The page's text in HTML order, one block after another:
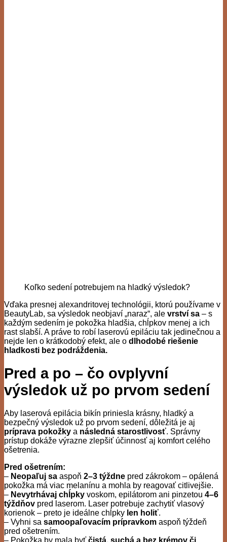
Koľko sedení potrebujem na hladký výsledok?
Vďaka presnej alexandritovej technológii, ktorú používame v
BeautyLab, sa výsledok neobjaví „naraz“, ale vrství sa – s
každým sedením je pokožka hladšia, chĺpkov menej a ich
rast slabší. A práve to robí laserovú epiláciu tak jedinečnou a
nejde len o krátkodobý efekt, ale o dlhodobé riešenie
hladkosti bez podráždenia.
Pred a po – čo ovplyvní
výsledok už po prvom sedení
Aby laserová epilácia bikín priniesla krásny, hladký a
bezpečný výsledok už po prvom sedení, dôležitá je aj
príprava pokožky a následná starostlivosť. Správny
prístup dokáže výrazne zlepšiť účinnosť aj komfort celého
ošetrenia.
Pred ošetrením:
– Neopaľuj sa aspoň 2–3 týždne pred zákrokom – opálená
pokožka má viac melanínu a mohla by reagovať citlivejšie.
– Nevytrhávaj chĺpky voskom, epilátorom ani pinzetou 4–6
týždňov pred laserom. Laser potrebuje zachytiť vlasový
korienok – preto je ideálne chĺpky len holiť.
– Vyhni sa samoopaľovacím prípravkom aspoň týždeň
pred ošetrením.
– Pokožka by mala byť čistá, suchá a bez krémov či